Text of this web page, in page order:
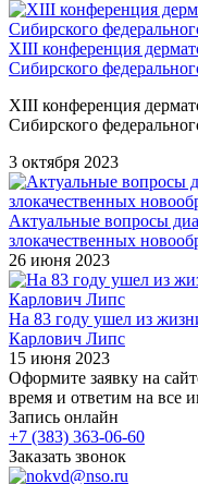
XIII конференция
Сибирского
XIII конференция
Сибирского
3 октября 2023
Актуальные вопросы
злокачественных
26 июня 2023
На 83 году ушел из
Карлович Липс
15 июня 2023
Оформите заявку на
время и ответим на все
Запись онлайн
+7 (383) 363-06-60
Заказать звонок